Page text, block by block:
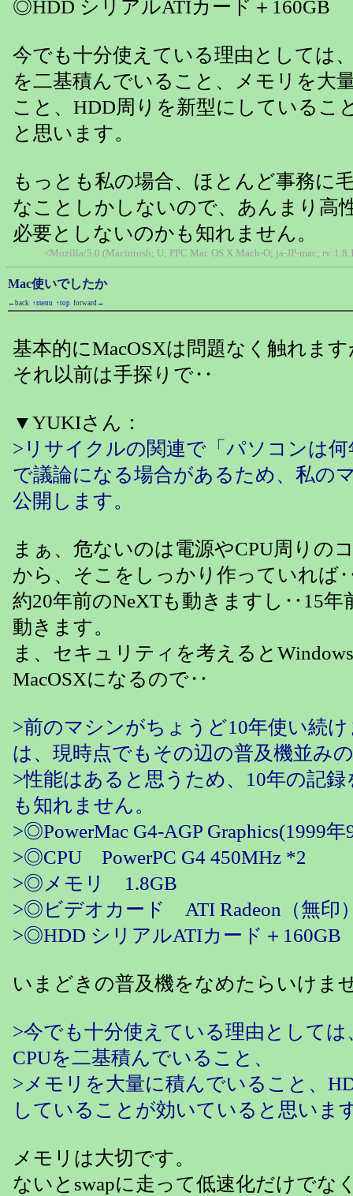
◎HDD シリアルATIカード＋160GB
今でも十分使えている理由としては
を二基積んでいること、メモリを大
こと、HDD周りを新型にしているこ
と思います。
もっとも私の場合、ほとんど事務に
なことしかしないので、あんまり高
必要としないのかも知れません。
<Mozilla/5.0 (Macintosh; U; PPC Mac OS X Mach-O; ja-JP-mac;
Mac使いでしたか
←back ↑menu ↑top forward→
基本的にMacOSXは問題なく触れま
それ以前は手探りで‥
▼YUKIさん：
>リサイクルの関連で「パソコンは
で議論になる場合があるため、私の
公開します。
まぁ、危ないのは電源やCPU周りの
から、そこをしっかり作っていれば
約20年前のNeXTも動きますし‥15年
動きます。
ま、セキュリティを考えると
MacOSXになるので‥
>前のマシンがちょうど10年使い続
は、現時点でもその辺の普及機並みの
>性能はあると思うため、10年の記
も知れません。
>◎PowerMac G4-AGP Graphics(1999年
>◎CPU PowerPC G4 450MHz *2
>◎メモリ 1.8GB
>◎ビデオカード ATI Radeon（無印
>◎HDD シリアルATIカード＋160GB
いまどきの普及機をなめたらいけま
>今でも十分使えている理由として
CPUを二基積んでいること、
>メモリを大量に積んでいること、
していることが効いていると思いま
メモリは大切です。
ないとswapに走って低速化だけでな